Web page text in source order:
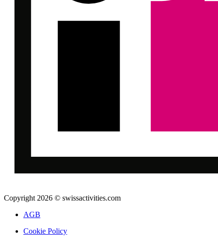
Copyright 2026 © swissactivities.com
AGB
Cookie Policy